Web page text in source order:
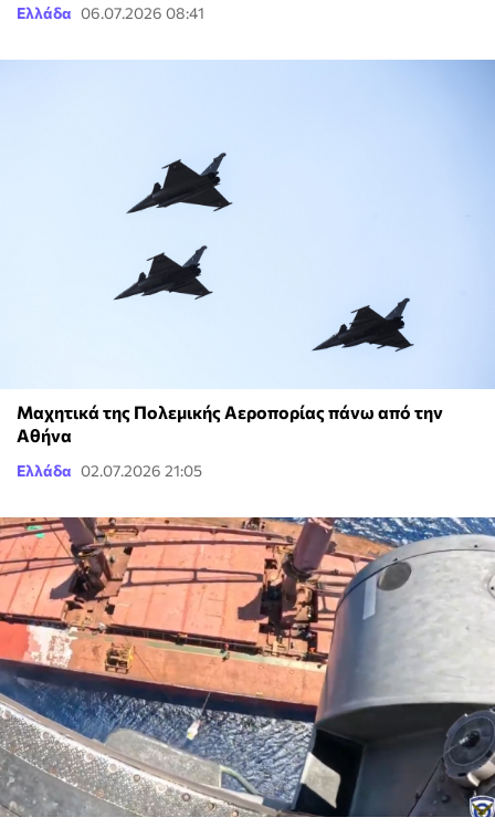
Ελλάδα 06.07.2026 08:41
Μαχητικά της Πολεμικής Αεροπορίας πάνω από την
Αθήνα
Ελλάδα 02.07.2026 21:05